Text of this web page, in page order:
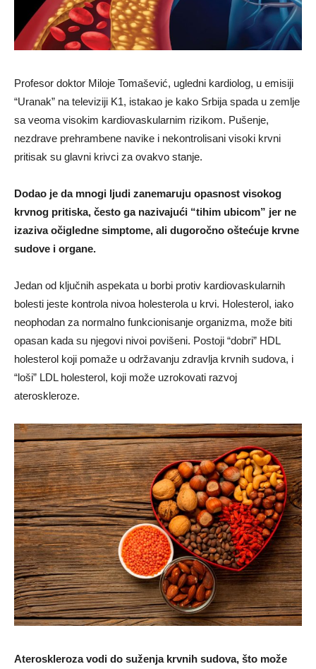
Profesor doktor Miloje Tomašević, ugledni kardiolog, u emisiji
“Uranak” na televiziji K1, istakao je kako Srbija spada u zemlje
sa veoma visokim kardiovaskularnim rizikom. Pušenje,
nezdrave prehrambene navike i nekontrolisani visoki krvni
pritisak su glavni krivci za ovakvo stanje.
Dodao je da mnogi ljudi zanemaruju opasnost visokog
krvnog pritiska, često ga nazivajući “tihim ubicom” jer ne
izaziva očigledne simptome, ali dugoročno oštećuje krvne
sudove i organe.
Jedan od ključnih aspekata u borbi protiv kardiovaskularnih
bolesti jeste kontrola nivoa holesterola u krvi. Holesterol, iako
neophodan za normalno funkcionisanje organizma, može biti
opasan kada su njegovi nivoi povišeni. Postoji “dobri” HDL
holesterol koji pomaže u održavanju zdravlja krvnih sudova, i
“loši” LDL holesterol, koji može uzrokovati razvoj
ateroskleroze.
Ateroskleroza vodi do suženja krvnih sudova, što može